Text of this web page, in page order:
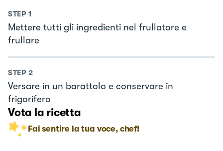
STEP 1
Mettere tutti gli ingredienti nel frullatore e
frullare
STEP 2
Versare in un barattolo e conservare in
frigorifero
Vota la ricetta
Fai sentire la tua voce, chef!